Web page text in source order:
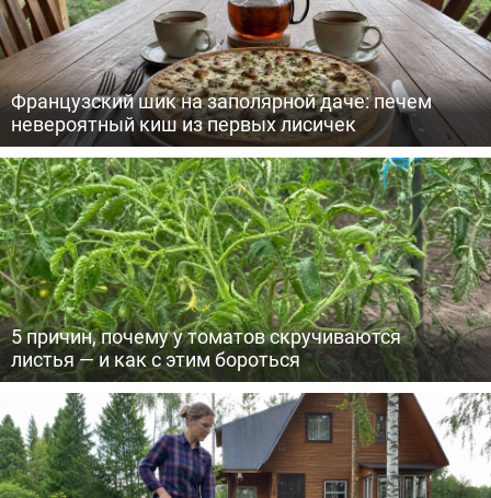
Французский шик на заполярной даче: печем
невероятный киш из первых лисичек
5 причин, почему у томатов скручиваются
листья — и как с этим бороться